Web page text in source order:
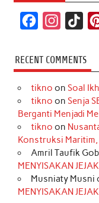
c
e
b
o
k
s
t
a
r
a
m
k
T
o
k
RECENT COMMENTS
tikno on Soal
tikno on Senja
Berganti Menjadi
tikno on
Konstruksi Maritim,
Amril Taufik
MENYISAKAN
Musniaty Musni
MENYISAKAN